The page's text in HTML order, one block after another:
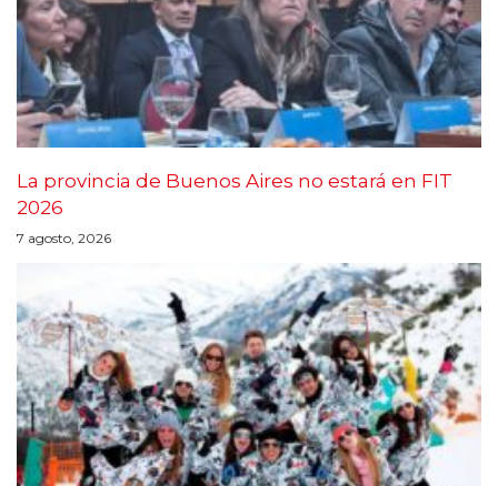
La provincia de Buenos Aires no estará en FIT
2026
7 agosto, 2026